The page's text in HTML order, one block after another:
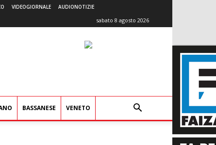
VIDEOGIORNALE AUDIONOTIZIE
sabato 8 agosto 2026
BASSANESE VENETO